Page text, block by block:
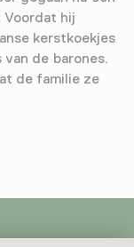
Voordat hij
kerstkoekjes
de barones.
de familie ze